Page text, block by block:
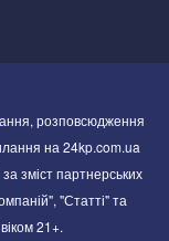
розповсюдження
на 24kp.com.ua
зміст партнерських
"Статті" та
21+.